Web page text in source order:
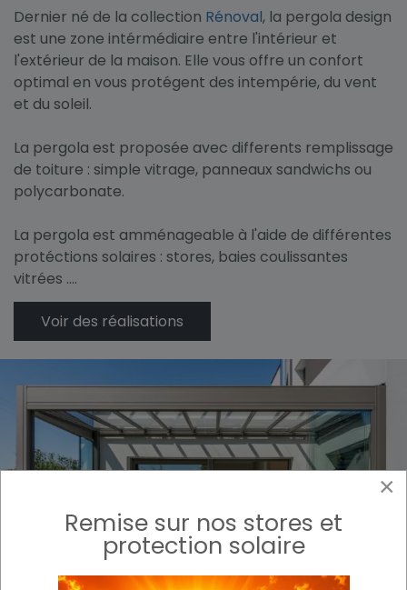
Dernier né de la collection Rénoval, la pergola design
est une zone intérmédiaire entre l'intérieur et
l'extérieur de la maison. Elle vous offre un confort
optimal en vous protégent des intempérie, du vent
et du soleil.
La pergola est proposée avec differents remplissage
de toiture : simple vitrage, panneaux sandwichs ou
polycarbonate.
La pergola est amménageable à l'aide de différentes
protéctions solaires : stores, baies coulissantes
vitrées ....
Voir des réalisations
×
Remise sur nos stores et
protection solaire